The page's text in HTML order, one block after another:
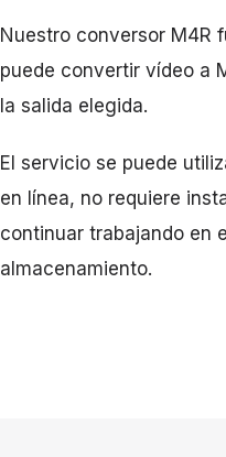
Nuestro conversor M4R
puede convertir vídeo a
la salida elegida.
El servicio se puede
en línea, no requiere
continuar trabajando en
almacenamiento.